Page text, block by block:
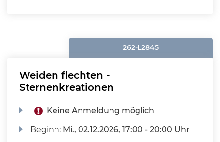
262-L2845
Weiden flechten -
Sternenkreationen
Keine Anmeldung möglich
Beginn: Mi., 02.12.2026, 17:00 - 20:00 Uhr